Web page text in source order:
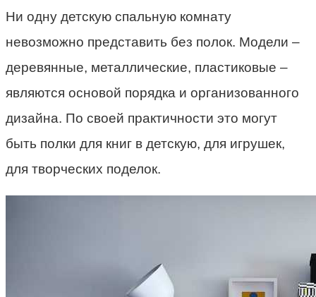
Ни одну детскую спальную комнату
невозможно представить без полок. Модели –
деревянные, металлические, пластиковые –
являются основой порядка и организованного
дизайна. По своей практичности это могут
быть полки для книг в детскую, для игрушек,
для творческих поделок.